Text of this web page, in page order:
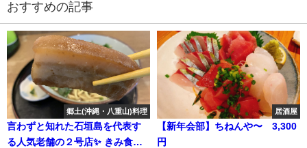
おすすめの記事
郷土(沖縄・八重山)料理
言わずと知れた石垣島を代表す
る人気老舗の２号店✨ きみ食堂
居酒屋
【新年会部】ちねんや〜 3,300
円